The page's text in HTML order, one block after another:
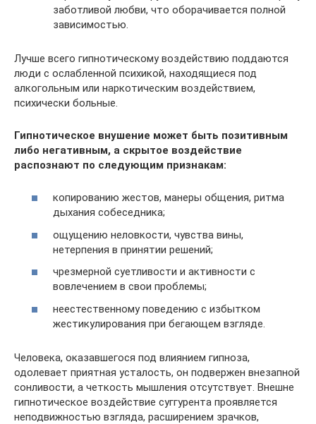
заботливой любви, что оборачивается полной
зависимостью.
Лучше всего гипнотическому воздействию поддаются
люди с ослабленной психикой, находящиеся под
алкогольным или наркотическим воздействием,
психически больные.
Гипнотическое внушение может быть позитивным
либо негативным, а скрытое воздействие
распознают по следующим признакам:
копированию жестов, манеры общения, ритма
дыхания собеседника;
ощущению неловкости, чувства вины,
нетерпения в принятии решений;
чрезмерной суетливости и активности с
вовлечением в свои проблемы;
неестественному поведению с избытком
жестикулирования при бегающем взгляде.
Человека, оказавшегося под влиянием гипноза,
одолевает приятная усталость, он подвержен внезапной
сонливости, а четкость мышления отсутствует. Внешне
гипнотическое воздействие суггурента проявляется
неподвижностью взгляда, расширением зрачков,